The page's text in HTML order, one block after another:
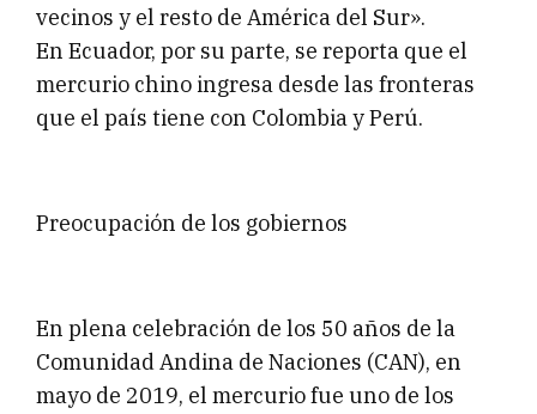
vecinos y el resto de América del Sur».
En Ecuador, por su parte, se reporta que el
mercurio chino ingresa desde las fronteras
que el país tiene con Colombia y Perú.
Preocupación de los gobiernos
En plena celebración de los 50 años de la
Comunidad Andina de Naciones (CAN), en
mayo de 2019, el mercurio fue uno de los